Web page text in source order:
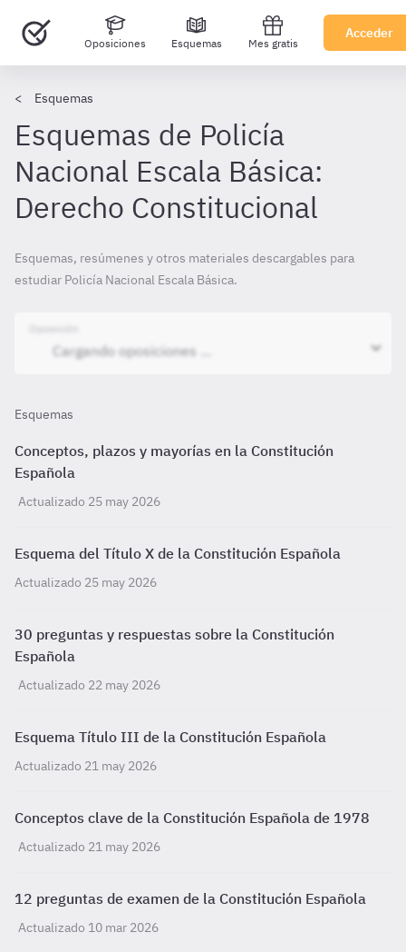
Oposiciones Esquemas Mes gratis
Acceder
Esquemas
Esquemas de Policía
Nacional Escala Básica:
Derecho Constitucional
Esquemas, resúmenes y otros materiales descargables para
estudiar Policía Nacional Escala Básica.
Esquemas
Conceptos, plazos y mayorías en la Constitución
Española
Actualizado 25 may 2026
Esquema del Título X de la Constitución Española
Actualizado 25 may 2026
30 preguntas y respuestas sobre la Constitución
Española
Actualizado 22 may 2026
Esquema Título III de la Constitución Española
Actualizado 21 may 2026
Conceptos clave de la Constitución Española de 1978
Actualizado 21 may 2026
12 preguntas de examen de la Constitución Española
Actualizado 10 mar 2026